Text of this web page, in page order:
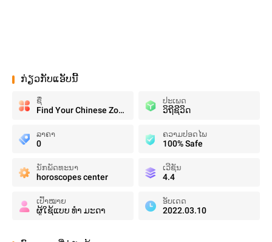
ກ່ຽວກັບແອັບນີ້
ຊື່
Find Your Chinese Zodiac Sign
ປະເພດ
ວິຖີຊີວິດ
ລາຄາ
0
ຄວາມປອດໄພ
100% Safe
ນັກພັດທະນາ
horoscopes center
ເວີຊັນ
4.4
ເປົ້າໝາຍ
ຜູ້ໃຊ້ແບບ ທຳ ມະດາ
ອັບເດດ
2022.03.10